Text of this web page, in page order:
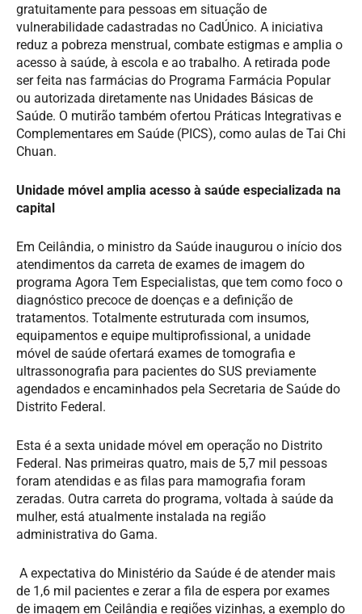
gratuitamente para pessoas em situação de
vulnerabilidade cadastradas no CadÚnico. A iniciativa
reduz a pobreza menstrual, combate estigmas e amplia o
acesso à saúde, à escola e ao trabalho. A retirada pode
ser feita nas farmácias do Programa Farmácia Popular
ou autorizada diretamente nas Unidades Básicas de
Saúde. O mutirão também ofertou Práticas Integrativas e
Complementares em Saúde (PICS), como aulas de Tai Chi
Chuan.
Unidade móvel amplia acesso à saúde especializada na
capital
Em Ceilândia, o ministro da Saúde inaugurou o início dos
atendimentos da carreta de exames de imagem do
programa Agora Tem Especialistas, que tem como foco o
diagnóstico precoce de doenças e a definição de
tratamentos. Totalmente estruturada com insumos,
equipamentos e equipe multiprofissional, a unidade
móvel de saúde ofertará exames de tomografia e
ultrassonografia para pacientes do SUS previamente
agendados e encaminhados pela Secretaria de Saúde do
Distrito Federal.
Esta é a sexta unidade móvel em operação no Distrito
Federal. Nas primeiras quatro, mais de 5,7 mil pessoas
foram atendidas e as filas para mamografia foram
zeradas. Outra carreta do programa, voltada à saúde da
mulher, está atualmente instalada na região
administrativa do Gama.
A expectativa do Ministério da Saúde é de atender mais
de 1,6 mil pacientes e zerar a fila de espera por exames
de imagem em Ceilândia e regiões vizinhas, a exemplo do